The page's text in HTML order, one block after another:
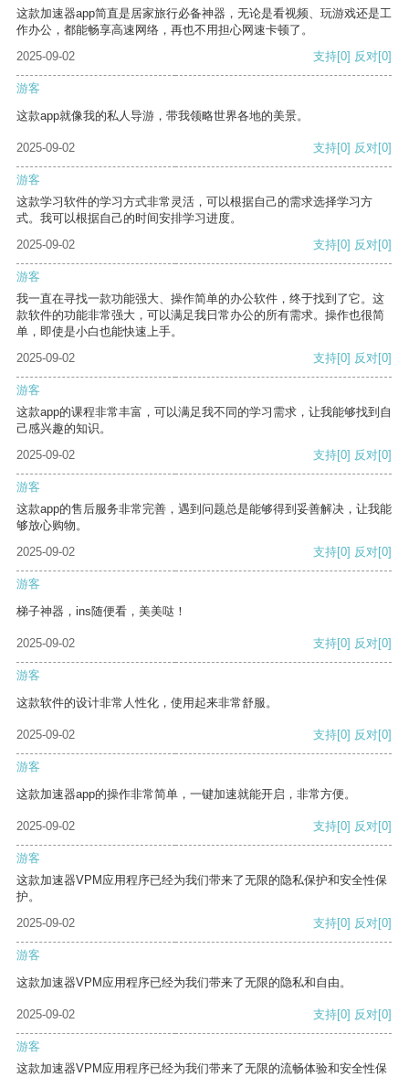
这款加速器app简直是居家旅行必备神器，无论是看视频、玩游戏还是工
作办公，都能畅享高速网络，再也不用担心网速卡顿了。
2025-09-02
支持[0] 反对[0]
游客
这款app就像我的私人导游，带我领略世界各地的美景。
2025-09-02 支持[0] 反对[0]
游客
这款学习软件的学习方式非常灵活，可以根据自己的需求选择学习方
式。我可以根据自己的时间安排学习进度。
2025-09-02
支持[0] 反对[0]
游客
我一直在寻找一款功能强大、操作简单的办公软件，终于找到了它。这
款软件的功能非常强大，可以满足我日常办公的所有需求。操作也很简
单，即使是小白也能快速上手。
2025-09-02
支持[0] 反对[0]
游客
这款app的课程非常丰富，可以满足我不同的学习需求，让我能够找到自
己感兴趣的知识。
2025-09-02
支持[0] 反对[0]
游客
这款app的售后服务非常完善，遇到问题总是能够得到妥善解决，让我能
够放心购物。
2025-09-02
支持[0] 反对[0]
游客
梯子神器，ins随便看，美美哒！
2025-09-02 支持[0] 反对[0]
游客
这款软件的设计非常人性化，使用起来非常舒服。
2025-09-02 支持[0] 反对[0]
游客
这款加速器app的操作非常简单，一键加速就能开启，非常方便。
2025-09-02 支持[0] 反对[0]
游客
这款加速器VPM应用程序已经为我们带来了无限的隐私保护和安全性保
护。
2025-09-02
支持[0] 反对[0]
游客
这款加速器VPM应用程序已经为我们带来了无限的隐私和自由。
2025-09-02 支持[0] 反对[0]
游客
这款加速器VPM应用程序已经为我们带来了无限的流畅体验和安全性保